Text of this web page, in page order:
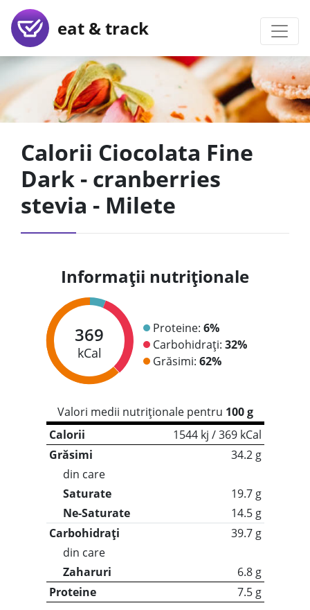
eat & track
Calorii Ciocolata Fine
Dark - cranberries
stevia - Milete
Informații nutriționale
369
kCal
Proteine: 6%
Carbohidrați: 32%
Grăsimi: 62%
Valori medii nutriționale pentru 100 g
Calorii
1544 kj / 369 kCal
Grăsimi
34.2 g
din care
Saturate
19.7 g
Ne-Saturate
14.5 g
Carbohidrați
39.7 g
din care
Zaharuri
6.8 g
Proteine
7.5 g